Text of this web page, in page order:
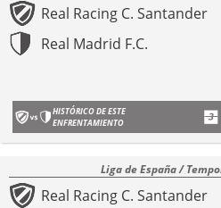
Real Racing C. Santander
Real Madrid F.C.
HISTÓRICO DE ESTE
ENFRENTAMIENTO
Liga de España /
Real Racing C. Santander